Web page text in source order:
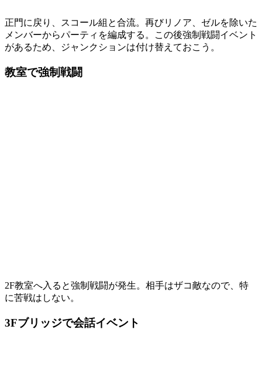
正門に戻り、スコール組と合流。再びリノア、ゼルを除いた
メンバーからパーティを編成する。この後強制戦闘イベント
があるため、ジャンクションは付け替えておこう。
教室で強制戦闘
2F教室へ入ると強制戦闘が発生。相手はザコ敵なので、特
に苦戦はしない。
3Fブリッジで会話イベント